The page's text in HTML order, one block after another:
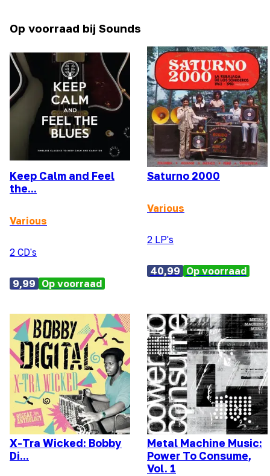
Op voorraad bij Sounds
Keep Calm and Feel
the...
Various
2 CD's
9,99 Op voorraad
Saturno 2000
Various
2 LP's
40,99 Op voorraad
X-Tra Wicked: Bobby
Di...
Metal Machine Music:
Power To Consume,
Vol. 1